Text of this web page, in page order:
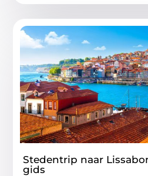
Stedentrip naar
gids